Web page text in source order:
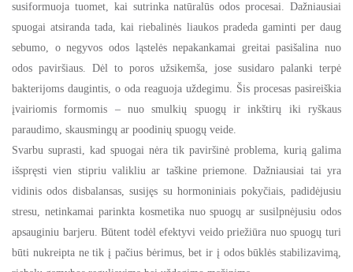
susiformuoja tuomet, kai sutrinka natūralūs odos procesai. Dažniausiai
spuogai atsiranda tada, kai riebalinės liaukos pradeda gaminti per daug
sebumo, o negyvos odos ląstelės nepakankamai greitai pasišalina nuo
odos paviršiaus. Dėl to poros užsikemša, jose susidaro palanki terpė
bakterijoms daugintis, o oda reaguoja uždegimu. Šis procesas pasireiškia
įvairiomis formomis – nuo smulkių spuogų ir inkštirų iki ryškaus
paraudimo, skausmingų ar poodinių spuogų veide.
Svarbu suprasti, kad spuogai nėra tik paviršinė problema, kurią galima
išspręsti vien stipriu valikliu ar taškine priemone. Dažniausiai tai yra
vidinis odos disbalansas, susijęs su hormoniniais pokyčiais, padidėjusiu
stresu, netinkamai parinkta kosmetika nuo spuogų ar susilpnėjusiu odos
apsauginiu barjeru. Būtent todėl efektyvi veido priežiūra nuo spuogų turi
būti nukreipta ne tik į pačius bėrimus, bet ir į odos būklės stabilizavimą,